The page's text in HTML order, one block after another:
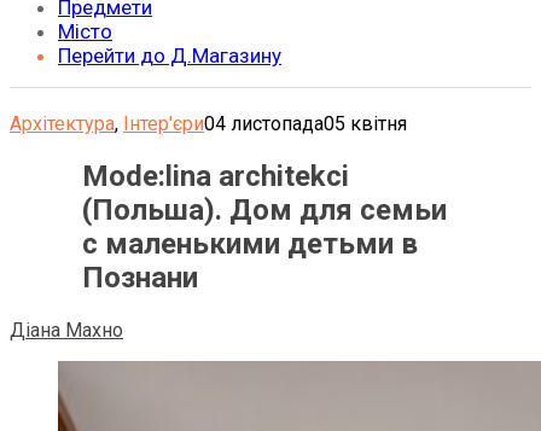
Предмети
Місто
Перейти до Д.Магазину
Архітектура, Інтер'єри04 листопада05 квітня
Mode:lina architekci
(Польша). Дом для семьи
с маленькими детьми в
Познани
Діана Махно